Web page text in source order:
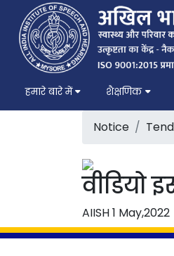
हमारे बारे में शैक्षणिक
Notice
वीडियो
AIISH1 May,2022